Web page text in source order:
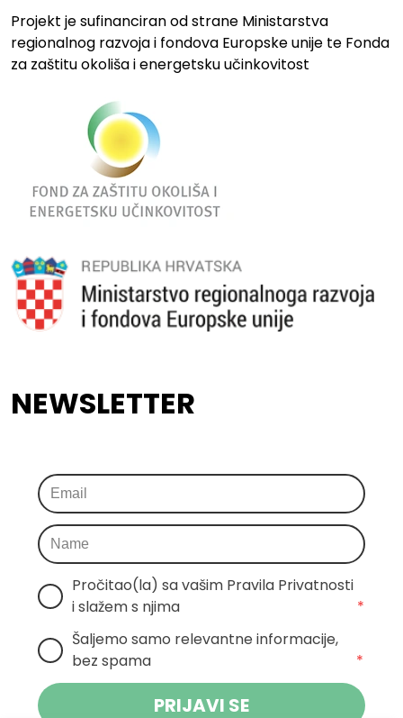
Projekt je sufinanciran od strane Ministarstva
regionalnog razvoja i fondova Europske unije te Fonda
za zaštitu okoliša i energetsku učinkovitost
NEWSLETTER
Pročitao(la) sa vašim Pravila Privatnosti
i slažem s njima
*
Šaljemo samo relevantne informacije,
bez spama
*
PRIJAVI SE